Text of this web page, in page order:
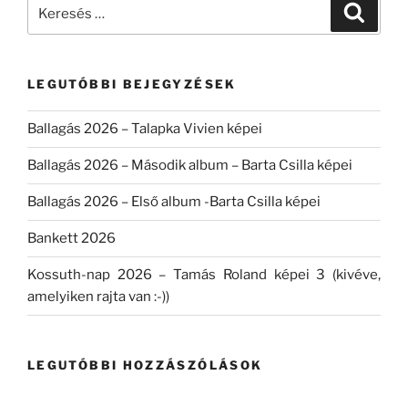
LEGUTÓBBI BEJEGYZÉSEK
Ballagás 2026 – Talapka Vivien képei
Ballagás 2026 – Második album – Barta Csilla képei
Ballagás 2026 – Első album -Barta Csilla képei
Bankett 2026
Kossuth-nap 2026 – Tamás Roland képei 3 (kivéve,
amelyiken rajta van :-))
LEGUTÓBBI HOZZÁSZÓLÁSOK